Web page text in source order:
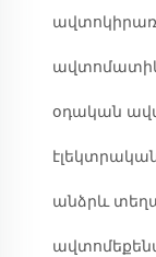
օդական
անձրև